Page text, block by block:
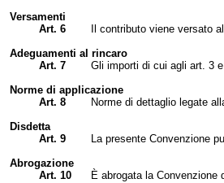
Versamenti
Art. 6
Il contributo viene versato
Adeguamenti al rincaro
Art. 7
Gli importi di cui agli art.3
Norme di applicazione
Art. 8
Norme di dettaglio legate
Disdetta
Art. 9
La presente Convenzione
Abrogazione
Art. 10
È abrogata la Convenzione